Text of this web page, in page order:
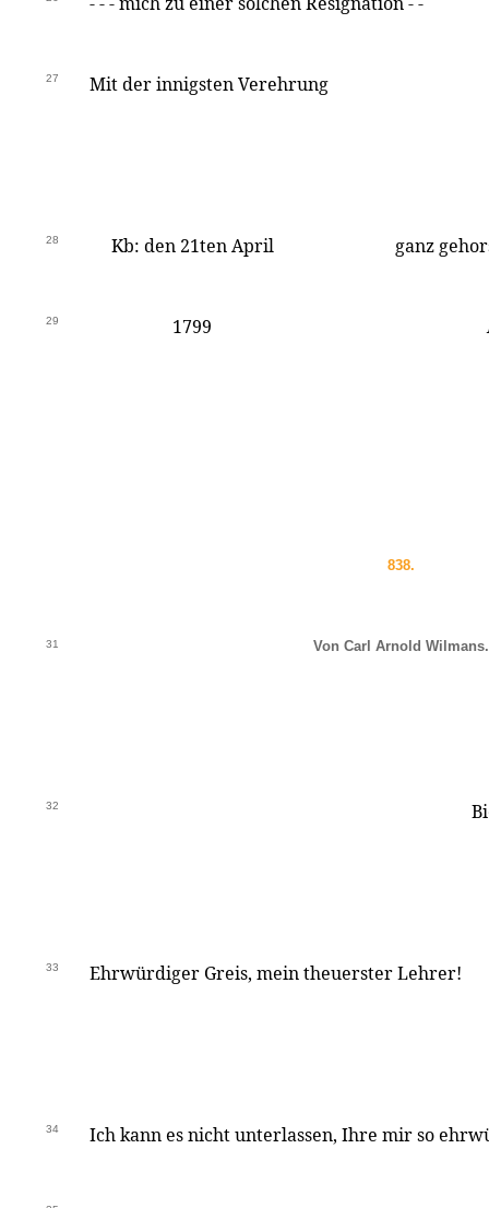
27 Mit der innigsten Verehrung
28 Kb: den 21ten April ganz
29 1799
838.
31 Von Carl Arnold Wilmans.
32
33 Ehrwürdiger Greis, mein theuerster Lehrer!
34 Ich kann es nicht unterlassen, Ihre mir so